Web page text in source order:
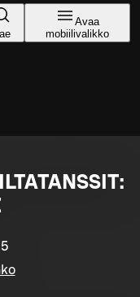
Avaa
mobiilivalikko